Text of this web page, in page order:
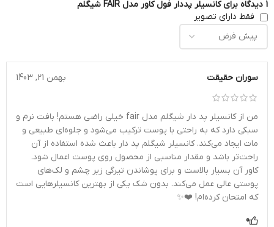
1 دیدگاه برای
کانسیلر پددار فول كاور مدل FAIR شیگلم
فقط دارای تصویر
سوران حقیقت بهمن 21, 1403
من از کانسیلر پد دار شیگلم مدل fair خیلی راضی هستم! بافت نرم و
سبکی دارد که به راحتی با پوست ترکیب می‌شود و جلوه‌ای طبیعی و
مات ایجاد می‌کند. کانسیلر شیگلم پد دار باعث شده استفاده از آن
راحت‌تر باشد و مقدار مناسبی از محصول روی پوست اعمال شود.
کاور آن بسیار بالاست و برای پوشاندن تیرگی زیر چشم و لک‌های
پوستی عالی عمل می‌کند. بدون شک یکی از بهترین کانسیلرهایی است
که امتحان کرده‌ام! ❤️✨
0